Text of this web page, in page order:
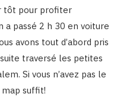
tôt pour profiter
a passé 2 h 30 en voiture
avons tout d’abord pris
traversé les petites
Si vous n’avez pas le
suffit!